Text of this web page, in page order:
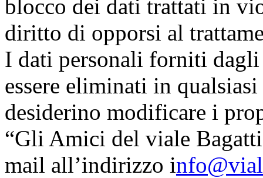
blocco dei dati trattati in
diritto di opporsi al
I dati personali forniti
essere eliminati in
desiderino modificare i
“Gli Amici del viale
mail all’indirizzo i